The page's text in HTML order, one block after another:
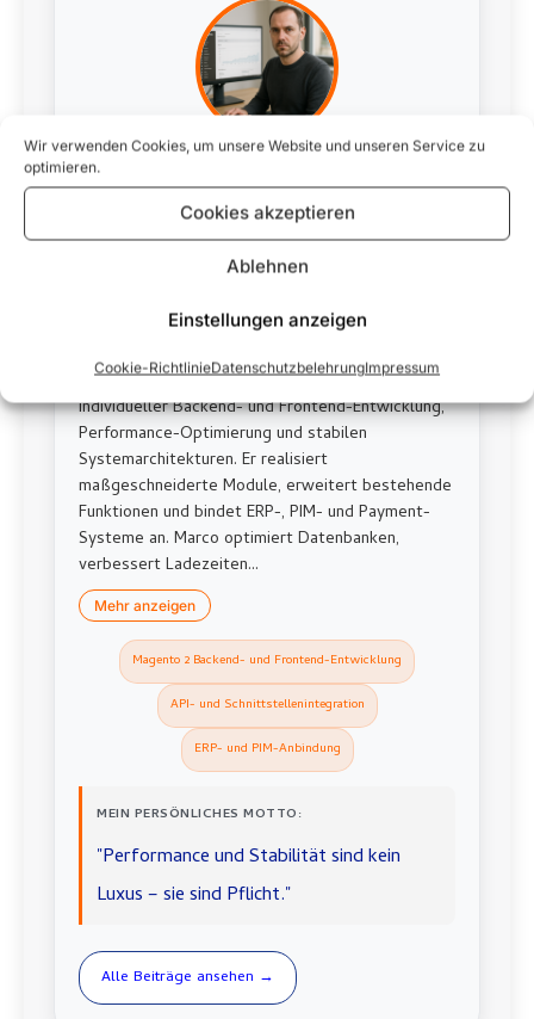
Wir verwenden Cookies, um unsere Website und unseren Service zu
optimieren.
Cookies akzeptieren
Ablehnen
Einstellungen anzeigen
Cookie-RichtlinieDatenschutzbelehrungImpressum
Marco Rühmann
Storetown Media. Er entwickelt und betreut
komplexe E-Commerce-Lösungen auf Magento-
und Adobe Commerce-Basis. Sein Fokus liegt auf
individueller Backend- und Frontend-Entwicklung,
Performance-Optimierung und stabilen
Systemarchitekturen. Er realisiert
maßgeschneiderte Module, erweitert bestehende
Funktionen und bindet ERP-, PIM- und Payment-
Systeme an. Marco optimiert Datenbanken,
verbessert Ladezeiten...
Mehr anzeigen
Magento 2 Backend- und Frontend-Entwicklung
API- und Schnittstellenintegration
ERP- und PIM-Anbindung
MEIN PERSÖNLICHES MOTTO:
"Performance und Stabilität sind kein
Luxus – sie sind Pflicht."
Alle Beiträge ansehen →